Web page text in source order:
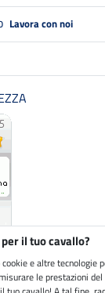
Lavora con noi
il tuo cavallo?
e altre tecnologie
le prestazioni